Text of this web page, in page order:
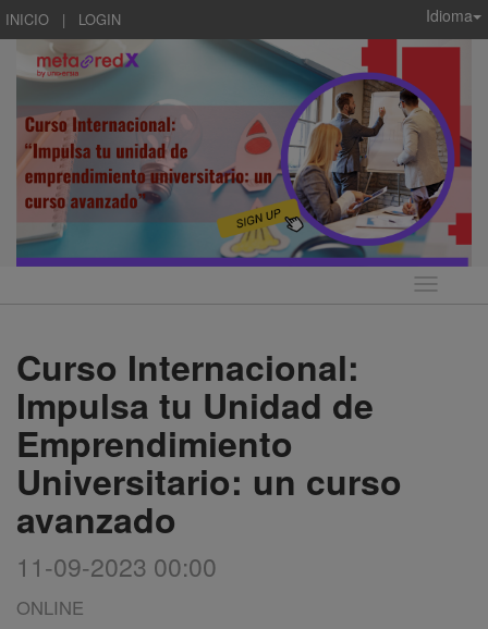
INICIO | LOGIN Idioma
Idioma
Curso Internacional:
Impulsa tu Unidad de
Emprendimiento
Universitario: un curso
avanzado
11-09-2023 00:00
ONLINE